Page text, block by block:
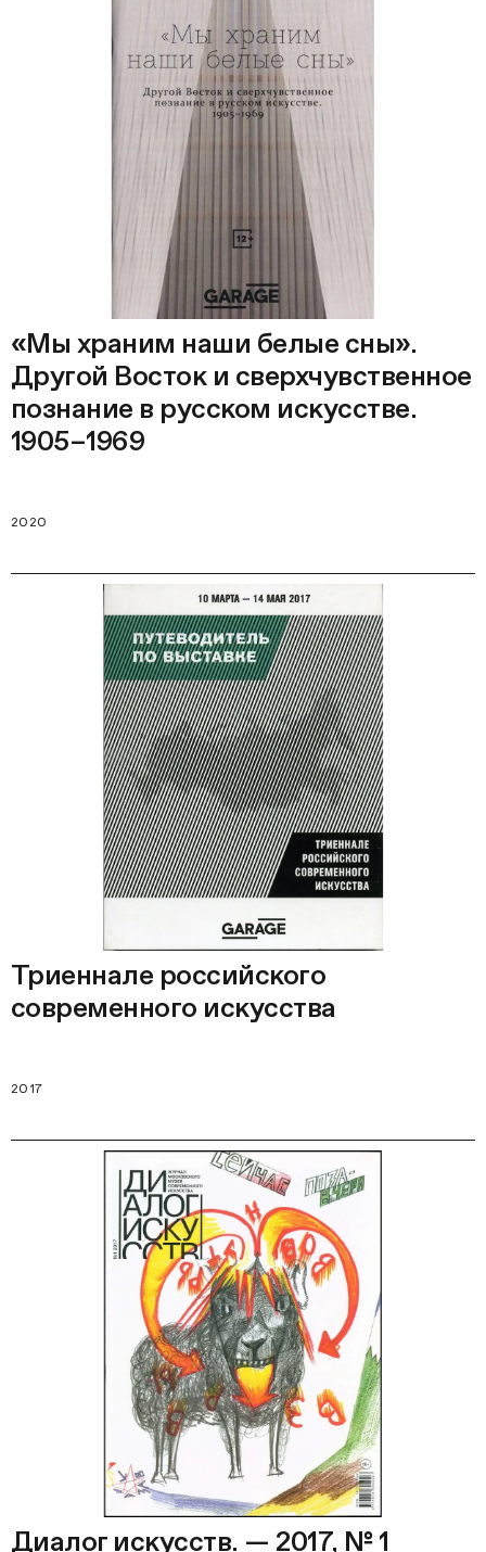
«Мы храним наши белые сны».
Другой Восток и сверхчувственное
познание в русском искусстве.
1905–1969
2020
Триеннале российского
современного искусства
2017
Диалог искусств. — 2017, № 1